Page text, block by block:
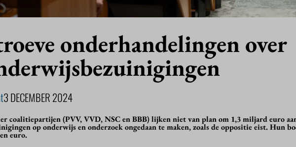
onderhandelingen over
3 DECEMBER 2024
coalitiepartijen (PVV, VVD, NSC en BBB) lijken niet van plan om 1,3 miljard euro
op onderwijs en onderzoek ongedaan te maken, zoals de oppositie eist. Hun
euro.